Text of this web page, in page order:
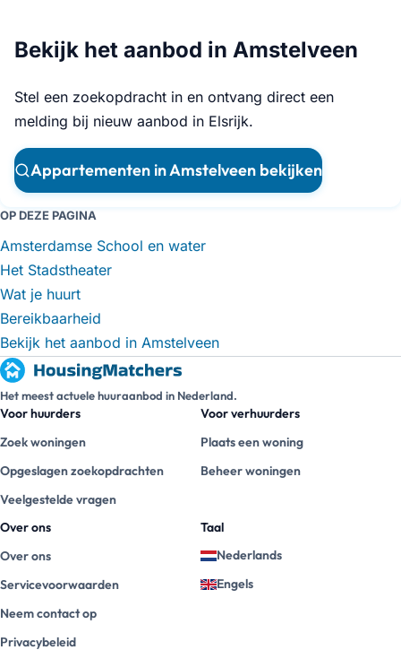
Bekijk het aanbod in Amstelveen
Stel een zoekopdracht in en ontvang direct een
melding bij nieuw aanbod in Elsrijk.
Appartementen in Amstelveen bekijken
OP DEZE PAGINA
Amsterdamse School en water
Het Stadstheater
Wat je huurt
Bereikbaarheid
Bekijk het aanbod in Amstelveen
Het meest actuele huuraanbod in Nederland.
Voor huurders
Zoek woningen
Opgeslagen zoekopdrachten
Veelgestelde vragen
Voor verhuurders
Plaats een woning
Beheer woningen
Over ons
Over ons
Servicevoorwaarden
Neem contact op
Privacybeleid
Taal
Nederlands
Engels